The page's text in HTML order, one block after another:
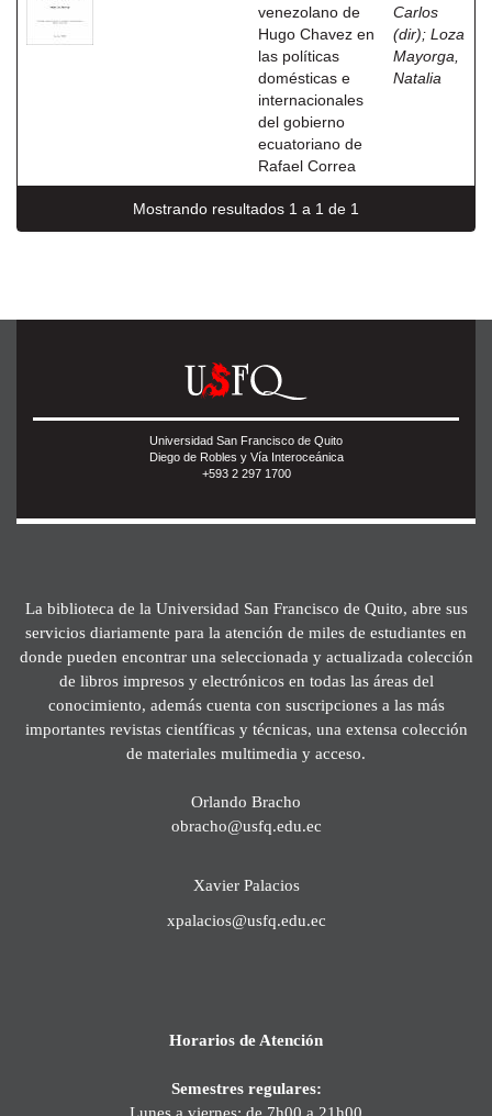
venezolano de
Hugo Chavez en
las políticas
domésticas e
internacionales
del gobierno
ecuatoriano de
Rafael Correa
Carlos
(dir); Loza
Mayorga,
Natalia
Mostrando resultados 1 a 1 de 1
Universidad San Francisco de Quito
Diego de Robles y Vía Interoceánica
+593 2 297 1700
La biblioteca de la Universidad San Francisco de Quito, abre sus
servicios diariamente para la atención de miles de estudiantes en
donde pueden encontrar una seleccionada y actualizada colección
de libros impresos y electrónicos en todas las áreas del
conocimiento, además cuenta con suscripciones a las más
importantes revistas científicas y técnicas, una extensa colección
de materiales multimedia y acceso.
Orlando Bracho
obracho@usfq.edu.ec
Xavier Palacios
xpalacios@usfq.edu.ec
Horarios de Atención
Semestres regulares:
Lunes a viernes: de 7h00 a 21h00